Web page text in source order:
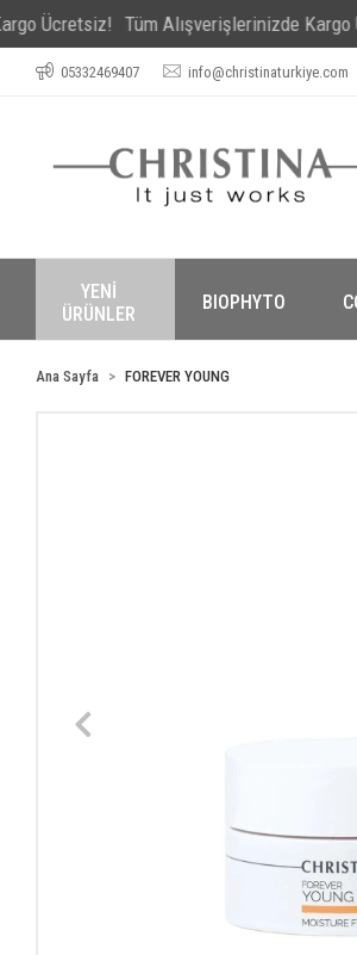
Tüm Alışverişlerinizde Kargo
05332469407 info@christinaturkiye.com
YENİ
ÜRÜNLER
BIOPHYTO
Ana Sayfa FOREVER YOUNG